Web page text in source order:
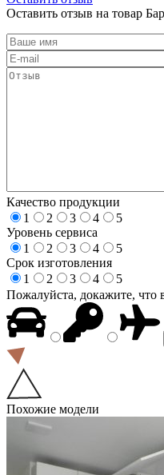
Оставить отзыв на товар
Качество продукции
1
2 3 4
5
Уровень сервиса
1
2 3 4
5
Срок изготовления
1
2 3 4
5
Пожалуйста, докажите, что
Похожие модели